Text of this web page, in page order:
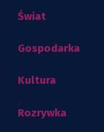
Świat
Gospodarka
Kultura
Rozrywka